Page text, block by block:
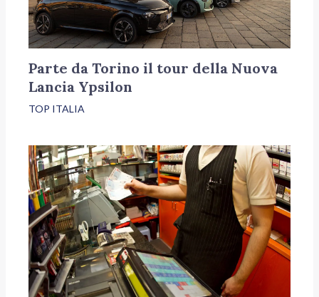
Parte da Torino il tour della Nuova
Lancia Ypsilon
TOP ITALIA